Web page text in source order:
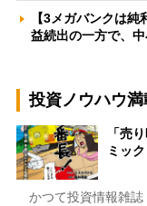
【3メガバンクは
益続出の一方で、
投資ノウハウ満
「売
ミッ
かつて投資情報雑誌